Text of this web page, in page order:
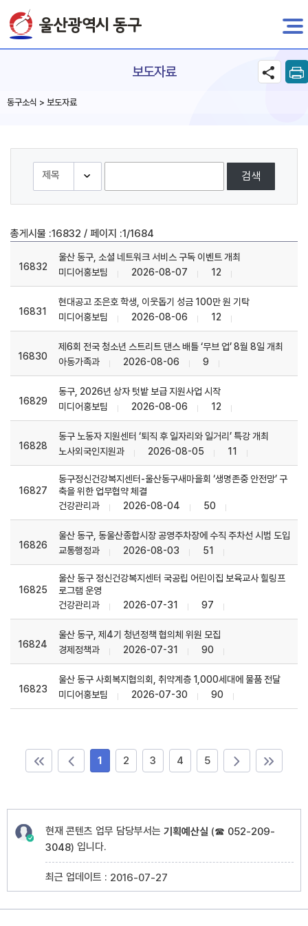
전자민원
보도자료
동구소식 > 보도자료
검색
총게시물 :16832 / 페이지 :1/1684
16832
울산 동구, 소셜 네트워크 서비스 구독 이벤트 개최
미디어홍보팀
2026-08-07 12
16831
현대공고 조은호 학생, 이웃돕기 성금 100만 원 기탁
미디어홍보팀
2026-08-06 12
16830
제6회 전국 청소년 스트리트 댄스 배틀 ‘무브 업’ 8월 8일 개최
아동가족과
2026-08-06 9
16829
동구, 2026년 상자 텃밭 보급 지원사업 시작
미디어홍보팀
2026-08-06 12
16828
동구 노동자 지원센터 ‘퇴직 후 일자리와 일거리’ 특강 개최
노사외국인지원과
2026-08-05 11
16827
동구정신건강복지센터-울산동구새마을회 ‘생명존중 안전망’ 구
축을 위한 업무협약 체결
건강관리과
2026-08-04 50
16826
울산 동구, 동울산종합시장 공영주차장에 수직 주차선 시범 도입
교통행정과
2026-08-03 51
16825
울산 동구 정신건강복지센터 국공립 어린이집 보육교사 힐링프
로그램 운영
건강관리과
2026-07-31 97
16824
울산 동구, 제4기 청년정책 협의체 위원 모집
경제정책과
2026-07-31 90
16823
울산 동구 사회복지협의회, 취약계층 1,000세대에 물품 전달
미디어홍보팀
2026-07-30 90
1 2 3 4 5
현재 콘텐츠 업무 담당부서는 기획예산실 (☎ 052-209-
3048) 입니다.
최근 업데이트 : 2016-07-27